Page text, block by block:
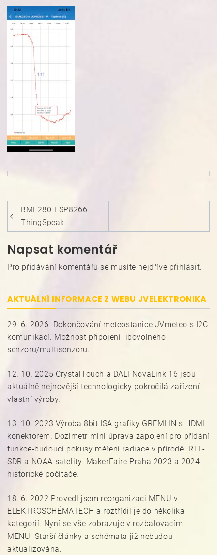
Navigace
pro
příspěvek
BME280-ESP8266-
ThingSpeak
Napsat komentář
Pro přidávání komentářů se musíte nejdříve přihlásit.
AKTUÁLNÍ INFORMACE Z WEBU JVELEKTRONIKA
29. 6. 2026 Dokončování meteostanice JVmeteo s I2C
komunikací. Možnost připojení libovolného
senzoru/multisenzoru.
12. 10. 2025 CrystalTouch a DALI NovaLink 16 jsou
aktuálně nejnovější technologicky pokročilá zařízení
vlastní výroby.
13. 10. 2023 Výroba 8bit ISA grafiky GREMLIN s HDMI
konektorem. Dozimetr mini úprava zapojení pro přidání
funkce-budoucí pokusy měření radiace v přírodě. RTL-
SDR a NOAA satelity. MakerFaire Praha 2023 a 2024
historické počítače.
18. 6. 2022 Provedl jsem reorganizaci MENU v
ELEKTROSCHÉMATECH a roztřídil je do několika
kategorií. Nyní se vše zobrazuje v rozbalovacím
MENU. Starší články a schémata již nebudou
aktualizována.